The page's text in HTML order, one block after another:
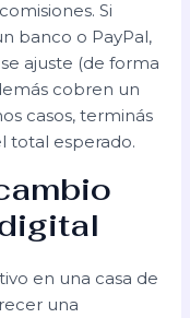
Si
banco o PayPal,
ajuste (de forma
cobren un
casos, terminás
total esperado.
en una casa de
una